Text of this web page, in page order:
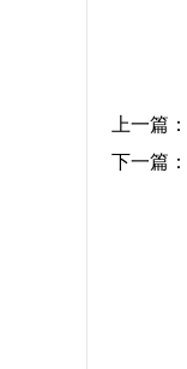
上一篇：
下一篇：